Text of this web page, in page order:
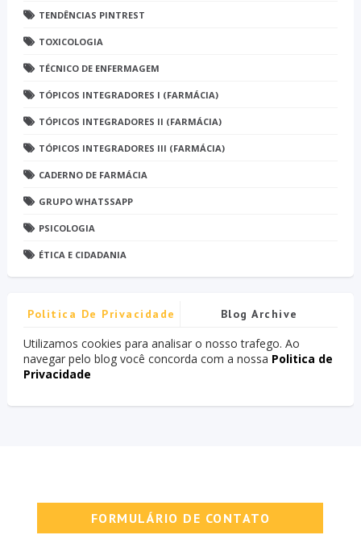
TENDÊNCIAS PINTREST
TOXICOLOGIA
TÉCNICO DE ENFERMAGEM
TÓPICOS INTEGRADORES I (FARMÁCIA)
TÓPICOS INTEGRADORES II (FARMÁCIA)
TÓPICOS INTEGRADORES III (FARMÁCIA)
CADERNO DE FARMÁCIA
GRUPO WHATSSAPP
PSICOLOGIA
ÉTICA E CIDADANIA
Politica De Privacidade Blog Archive
Utilizamos cookies para analisar o nosso trafego. Ao
navegar pelo blog você concorda com a nossa Politica de
Privacidade
FORMULÁRIO DE CONTATO